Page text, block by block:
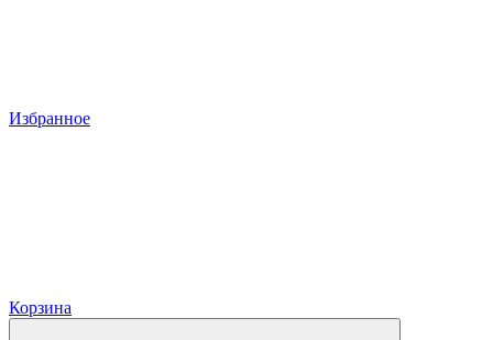
Избранное
Корзина